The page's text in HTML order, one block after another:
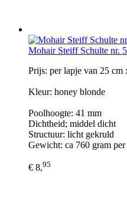
Mohair Steiff Schulte nr.
Prijs: per lapje van 25 cm
Kleur: honey blonde
Poolhoogte: 41 mm
Dichtheid; middel dicht
Structuur: licht gekruld
Gewicht: ca 760 gram per
€ 8,95